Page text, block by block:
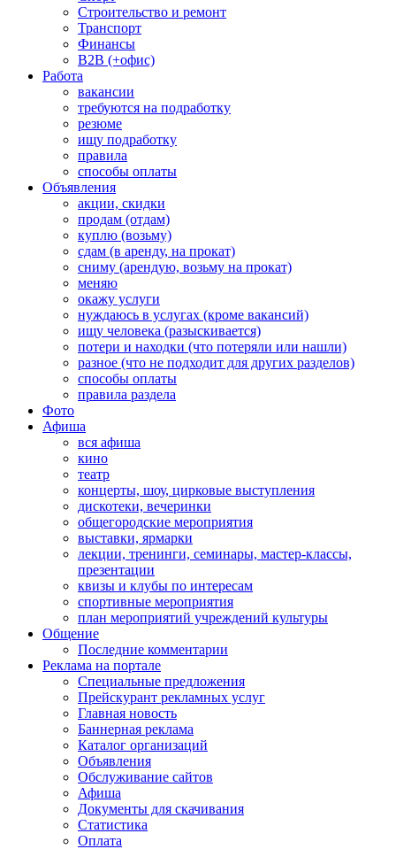
Строительство и ремонт
Транспорт
Финансы
B2B (+офис)
Работа
вакансии
требуются на подработку
резюме
ищу подработку
правила
способы оплаты
Объявления
акции, скидки
продам (отдам)
куплю (возьму)
сдам (в аренду, на прокат)
сниму (арендую, возьму на прокат)
меняю
окажу услуги
нуждаюсь в услугах (кроме вакансий)
ищу человека (разыскивается)
потери и находки (что потеряли или нашли)
разное (что не подходит для других разделов)
способы оплаты
правила раздела
Фото
Афиша
вся афиша
кино
театр
концерты, шоу, цирковые выступления
дискотеки, вечеринки
общегородские мероприятия
выставки, ярмарки
лекции, тренинги, семинары, мастер-классы,
презентации
квизы и клубы по интересам
спортивные мероприятия
план мероприятий учреждений культуры
Общение
Последние комментарии
Реклама на портале
Специальные предложения
Прейскурант рекламных услуг
Главная новость
Баннерная реклама
Каталог организаций
Объявления
Обслуживание сайтов
Афиша
Документы для скачивания
Статистика
Оплата